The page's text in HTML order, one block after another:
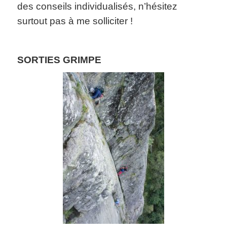
des conseils individualisés, n’hésitez
surtout pas à me solliciter !
SORTIES GRIMPE